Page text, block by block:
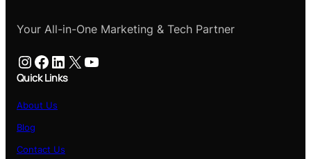
Your All-in-One Marketing & Tech Partner
Instagram Facebook LinkedIn X YouTube
Quick Links
About Us
Blog
Contact Us